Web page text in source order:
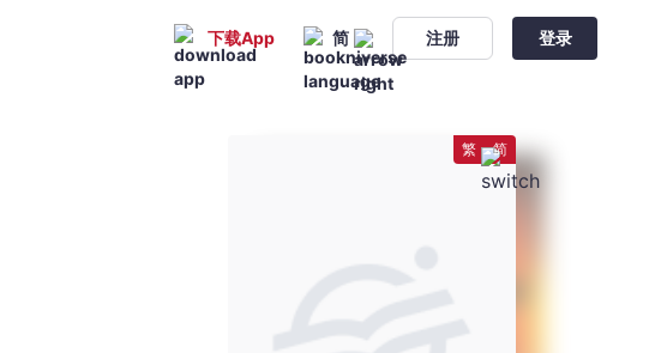
下载App 简 注册 登录
繁 简